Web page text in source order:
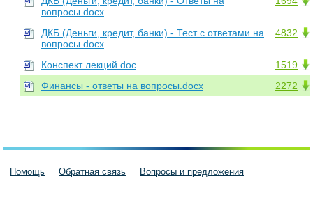
вопросы.docx
4832
ДКБ (Деньги, кредит, банки) - Тест с ответами на
вопросы.docx
1519
Конспект лекций.doc
2272
Финансы - ответы на вопросы.docx
Помощь Обратная связь Вопросы и предложения